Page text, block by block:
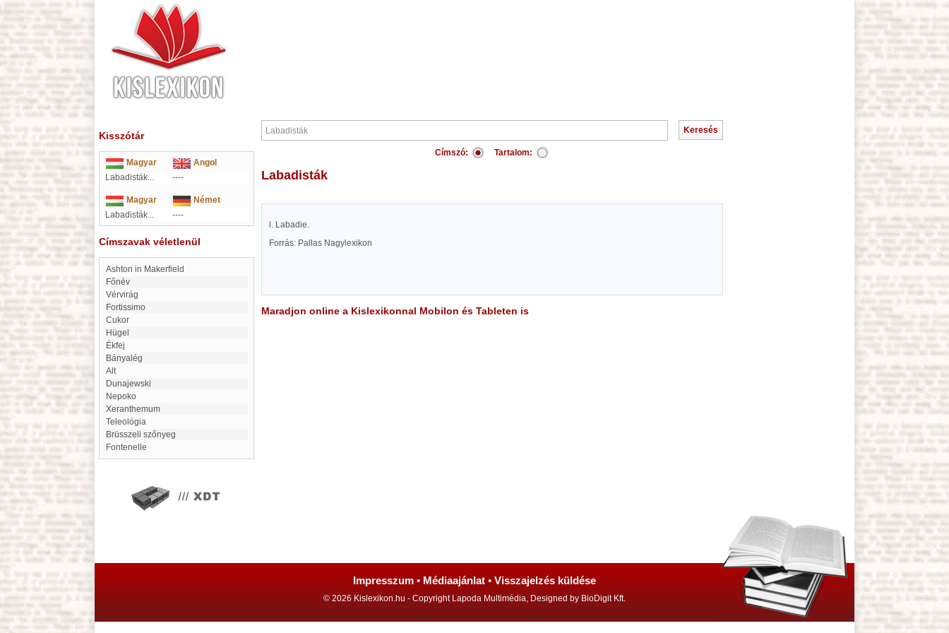
Kisszótár
Magyar
Angol
Labadisták...
----
Magyar
Német
Labadisták...
----
Címszavak véletlenül
Ashton in Makerfield
főnév
Vérvirág
fortissimo
Cukor
Hügel
Ékfej
Bányalég
Alt
Dunajewski
Nepoko
Xeranthemum
teleológia
Brüsszeli szőnyeg
Fontenelle
Címszó: Tartalom:
Labadisták
l. Labadie.
Forrás: Pallas Nagylexikon
Maradjon online a Kislexikonnal Mobilon és Tableten is
Impresszum • Médiaajánlat • Visszajelzés küldése
© 2026 Kislexikon.hu - Copyright Lapoda Multimédia, Designed by BioDigit Kft.